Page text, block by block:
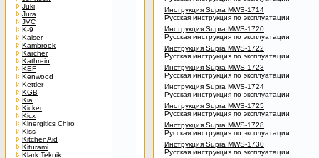
Juki
Jura
JVC
K-9
Kaiser
Kambrook
Karcher
Kathrein
KEF
Kenwood
Kettler
KGB
Kia
Kicker
Kicx
Kinergitics Chiro
Kiss
KitchenAid
Kiturami
Klark Teknik
Инструкция Supra MWS-1714
Русская инструкция по эксплуатации
Инструкция Supra MWS-1720
Русская инструкция по эксплуатации
Инструкция Supra MWS-1722
Русская инструкция по эксплуатации
Инструкция Supra MWS-1723
Русская инструкция по эксплуатации
Инструкция Supra MWS-1724
Русская инструкция по эксплуатации
Инструкция Supra MWS-1725
Русская инструкция по эксплуатации
Инструкция Supra MWS-1728
Русская инструкция по эксплуатации
Инструкция Supra MWS-1730
Русская инструкция по эксплуатации